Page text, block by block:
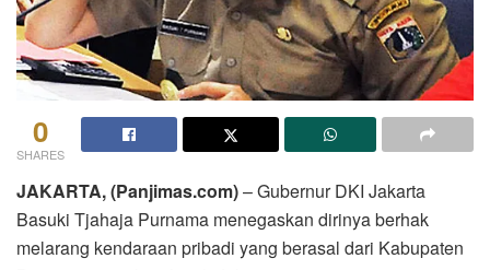
0
SHARES
JAKARTA, (Panjimas.com)– Gubernur DKI Jakarta
Basuki Tjahaja Purnama menegaskan dirinya berhak
melarang kendaraan pribadi yang berasal dari Kabupaten